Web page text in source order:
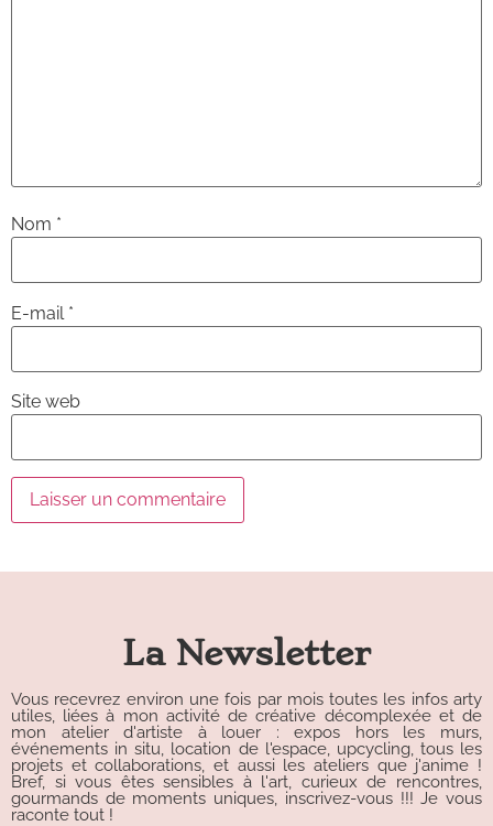
Nom *
E-mail *
Site web
La Newsletter
Vous recevrez environ une fois par mois toutes les infos arty
utiles, liées à mon activité de créative décomplexée et de
mon atelier d'artiste à louer : expos hors les murs,
événements in situ, location de l'espace, upcycling, tous les
projets et collaborations, et aussi les ateliers que j'anime !
Bref, si vous êtes sensibles à l'art, curieux de rencontres,
gourmands de moments uniques, inscrivez-vous !!! Je vous
raconte tout !